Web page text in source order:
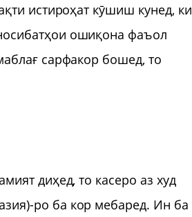
истироҳат кӯшиш кунед, ки
ошиқона фаъол
сарфакор бошед, то
диҳед, то касеро аз худ
ро ба кор мебаред. Ин ба